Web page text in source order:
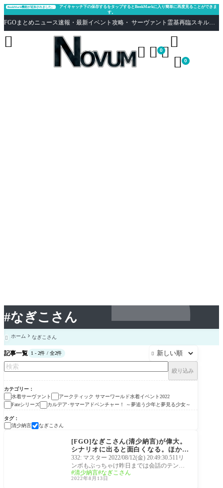
#なぎこさん
BookMark機能が追加されました。
アイキャッチ下の保存するをタップするとBookMarkに入り簡単に再度見ることができま
す。
FGOまとめニュース速報・最新イベント攻略・ サーヴァント霊基再臨スキル性能評価まとめ Fate/Grand Order
  0

 0

 ホーム なぎこさん
記事一覧 1 - 2件 / 全2件 
絞り込み
カテゴリー
水着サーヴァント
アークティック サマーワールド水着イベント2022
Fateシリーズ
カルデア･サマーアドベンチャー！ ～夢追う少年と夢見る少女～
タグ
清少納言
なぎこさん
Fateシリーズ
[FGO]なぎこさん(清少納言)が偉大。
シナリオに出ると面白くなる。ほかサ
ーヴァントと絡んでるだけで面白いん
だもの『アークティックサマーワール
ド』
332: マスター 2022/08/12(金) 20:49:30.511リ
ンボもぶっちゃけ昨日までは会話のテンポ
乱したり不思議ちゃん置物状態にうーんっ
て感じだっ
清少納言 なぎこさん
2022年8月13日